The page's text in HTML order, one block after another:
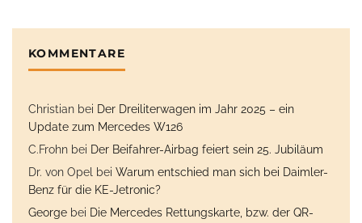
KOMMENTARE
Christian bei Der Dreiliterwagen im Jahr 2025 – ein
Update zum Mercedes W126
C.Frohn bei Der Beifahrer-Airbag feiert sein 25. Jubiläum
Dr. von Opel
bei Warum entschied man sich bei Daimler-
Benz für die KE-Jetronic?
George bei Die Mercedes Rettungskarte, bzw. der QR-